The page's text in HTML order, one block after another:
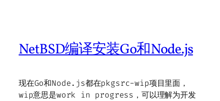
NetBSD编译安装Go和Node.js
现在Go和Node.js都在pkgsrc-wip项目里面，
wip意思是work in progress，可以理解为开发